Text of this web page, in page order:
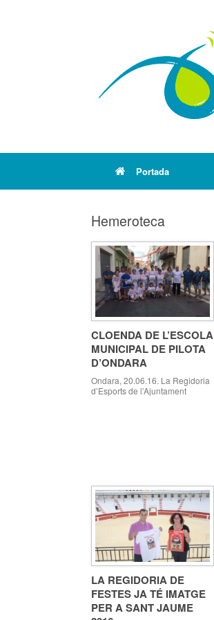
Portada
Hemeroteca
CLOENDA DE L’ESCOLA
MUNICIPAL DE PILOTA
D’ONDARA
Ondara, 20.06.16. La Regidoria
d’Esports de l’Ajuntament
de les festes del Crist). Un total
de […]
LA REGIDORIA DE
FESTES JA TÉ IMATGE
PER A SANT JAUME